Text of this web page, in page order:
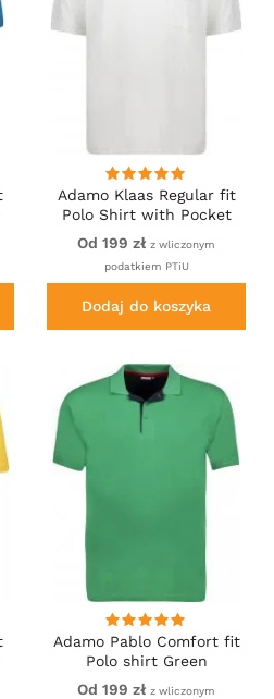
Adamo Klaas Regular fit
Polo Shirt with Pocket
White
Od 199 zł z wliczonym
podatkiem PTiU
Dodaj do koszyka
Adamo Pablo Comfort fit
Polo shirt Green
Od 199 zł z wliczonym